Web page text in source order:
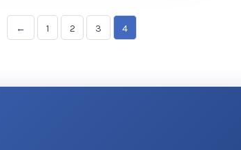
← 1 2 3 4